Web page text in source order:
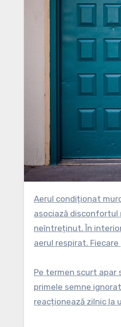
Aerul condiționat murdar este una dintre cele mai ignorate surse de poluare din spațiile închise. Mulți oameni
asociază disconfortul
neîntreținut. În
aerul respirat.
Pe termen scurt apar
primele semne
reacționează zilnic la